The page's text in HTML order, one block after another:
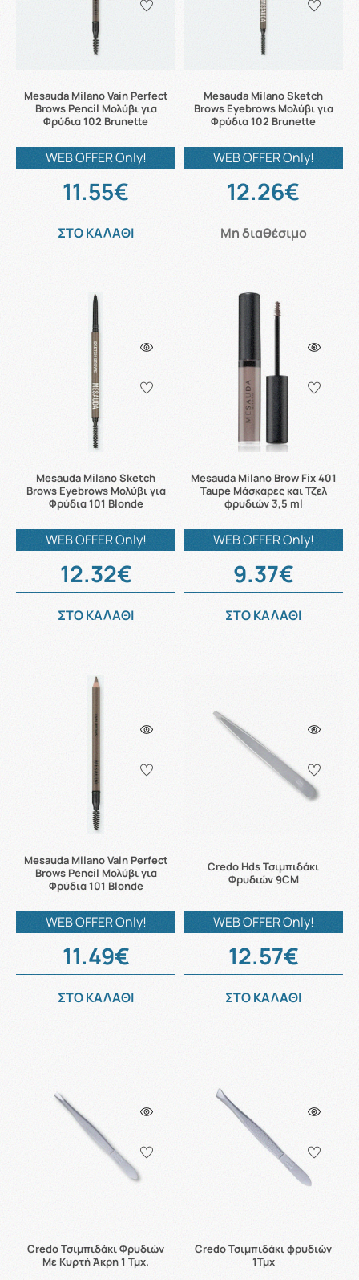
Mesauda Milano Vain Perfect
Brows Pencil Μολύβι για
Φρύδια 102 Brunette
WEB OFFER Only!
11.55€
ΣΤΟ ΚΑΛΑΘΙ
Mesauda Milano Sketch
Brows Eyebrows Μολύβι για
Φρύδια 102 Brunette
WEB OFFER Only!
12.26€
Μη διαθέσιμο
Mesauda Milano Sketch
Brows Eyebrows Μολύβι για
Φρύδια 101 Blonde
WEB OFFER Only!
12.32€
ΣΤΟ ΚΑΛΑΘΙ
Mesauda Milano Brow Fix 401
Taupe Μάσκαρες και Τζελ
φρυδιών 3,5 ml
WEB OFFER Only!
9.37€
ΣΤΟ ΚΑΛΑΘΙ
Mesauda Milano Vain Perfect
Brows Pencil Μολύβι για
Φρύδια 101 Blonde
WEB OFFER Only!
11.49€
ΣΤΟ ΚΑΛΑΘΙ
Credo Hds Τσιμπιδάκι
Φρυδιών 9CM
WEB OFFER Only!
12.57€
ΣΤΟ ΚΑΛΑΘΙ
Credo Τσιμπιδάκι Φρυδιών
Με Κυρτή Άκρη 1 Τμχ.
Credo Τσιμπιδάκι φρυδιών
1Τμχ